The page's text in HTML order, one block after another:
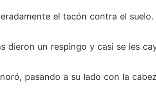
el tacón contra el
dieron un respingo y casi se les
pasando a su lado con la